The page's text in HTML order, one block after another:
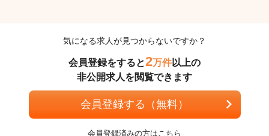
気になる求人が見つからないですか？
会員登録をすると2万件以上の
非公開求人を閲覧できます
会員登録する（無料）
会員登録済みの方はこちら